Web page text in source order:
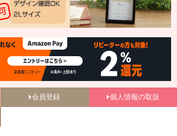
会員登録 個人情報の取扱